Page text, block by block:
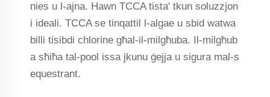
nies u l-ajna. Hawn TCCA tista' tkun soluzzjon
i ideali. TCCA se tinqattil l-algae u sbid watwa
billi tisibdi chlorine għal-il-milgħuba. Il-milgħub
a sħiħa tal-pool issa jkunu ġejja u sigura mal-s
equestrant.